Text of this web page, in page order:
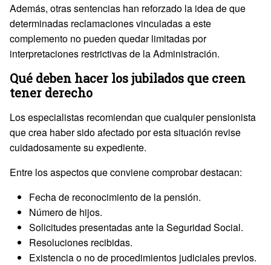
Además, otras sentencias han reforzado la idea de que
determinadas reclamaciones vinculadas a este
complemento no pueden quedar limitadas por
interpretaciones restrictivas de la Administración.
Qué deben hacer los jubilados que creen
tener derecho
Los especialistas recomiendan que cualquier pensionista
que crea haber sido afectado por esta situación revise
cuidadosamente su expediente.
Entre los aspectos que conviene comprobar destacan:
Fecha de reconocimiento de la pensión.
Número de hijos.
Solicitudes presentadas ante la Seguridad Social.
Resoluciones recibidas.
Existencia o no de procedimientos judiciales previos.